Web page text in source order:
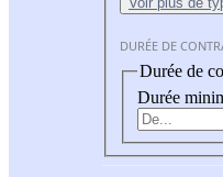
DURÉE DE
Durée de
Durée